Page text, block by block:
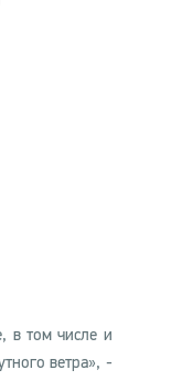
в том числе и
ветра», -